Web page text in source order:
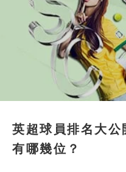
英超球員排名大公
有哪幾位？